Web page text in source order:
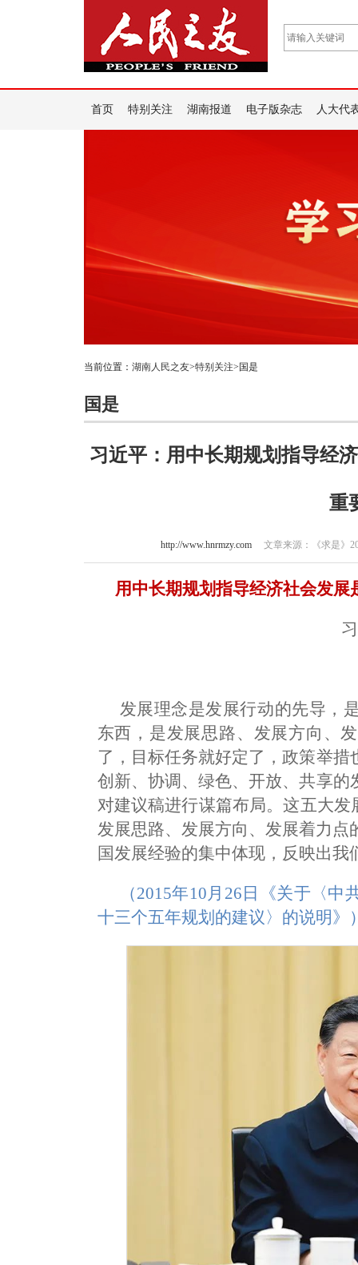
首页 特别关注 湖南报道 电子版杂志 人大代
当前位置： 湖南人民之友>特别关注>国是
国是
习近平：用中长期规划指导经
重
http://www.hnrmzy.com文章来源：《求是》
用中长期规划指导经济社会发
发展理念是发展行动的先导，
东西，是发展思路、发展方向、
了，目标任务就好定了，政策举
创新、协调、绿色、开放、共享
对建议稿进行谋篇布局。这五大
发展思路、发展方向、发展着力
国发展经验的集中体现，反映出
（2015年10月26日《关于〈
十三个五年规划的建议〉的说明》